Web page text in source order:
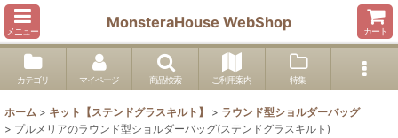
メニュー
MonsteraHouse WebShop
カート
カテゴリ マイページ 商品検索 ご利用案内 特集
ホーム > キット【ステンドグラスキルト】 > ラウンド型ショルダーバッグ
> プルメリアのラウンド型ショルダーバッグ(ステンドグラスキルト)